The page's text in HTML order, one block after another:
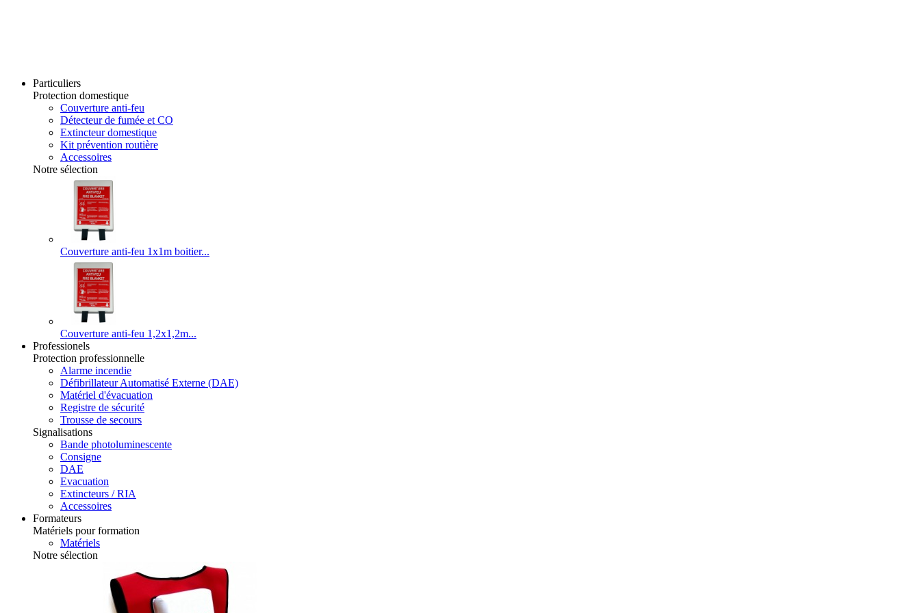
Particuliers
Protection domestique
Couverture anti-feu
Détecteur de fumée et CO
Extincteur domestique
Kit prévention routière
Accessoires
Notre sélection
Couverture anti-feu 1x1m boitier...
Couverture anti-feu 1,2x1,2m...
Professionels
Protection professionnelle
Alarme incendie
Défibrillateur Automatisé Externe (DAE)
Matériel d'évacuation
Registre de sécurité
Trousse de secours
Signalisations
Bande photoluminescente
Consigne
DAE
Evacuation
Extincteurs / RIA
Accessoires
Formateurs
Matériels pour formation
Matériels
Notre sélection